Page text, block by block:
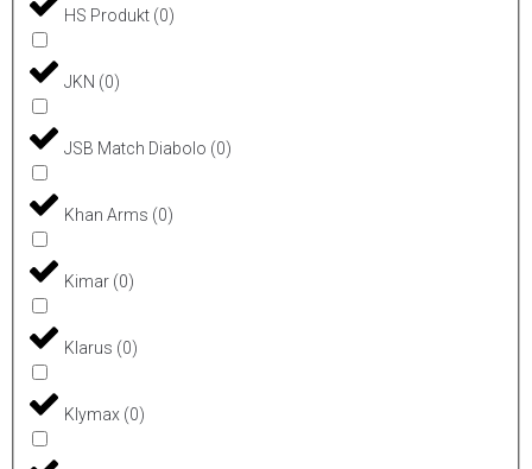
HS Produkt (0)
JKN (0)
JSB Match Diabolo (0)
Khan Arms (0)
Kimar (0)
Klarus (0)
Klymax (0)